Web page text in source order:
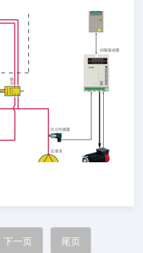
下一页 尾页